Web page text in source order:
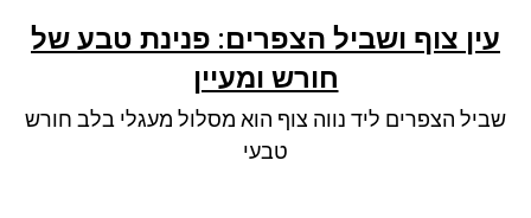
עין צוף ושביל הצפרים: פנינת טבע של
חורש ומעיין
שביל הצפרים ליד נווה צוף הוא מסלול מעגלי בלב חורש
טבעי